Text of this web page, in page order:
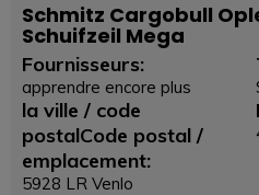
Schmitz Cargobull
Schuifzeil Mega
Fournisseurs:
apprendre encore plus
la ville / code
postalCode postal /
emplacement:
5928 LR Venlo